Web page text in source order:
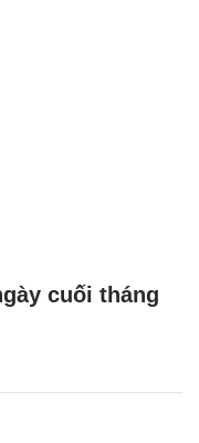
cuối tháng